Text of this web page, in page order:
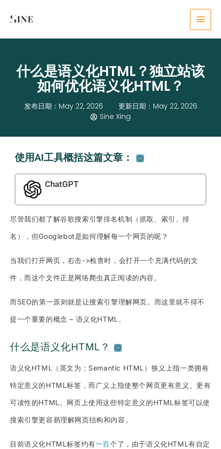
什么是语义化HTML？独立站该
如何优化语义化HTML？
发布日期：May 22, 2026
更新日期：May 22, 2026
Sine Xing
使用AI工具概括这篇文章：
ChatGPT
尽管我们都了解谷歌搜索引擎排名机制（抓取、索引、排
名），但Googlebot是如何理解每一个网页的呢？
当我们打开网页，右击->检查时，会打开一个充满代码的文
件，而这个文件正是网络爬虫真正阅读的内容。
而SEO的第一原则就是让搜索引擎理解网页。而这里就不得不
提一个重要的概念 – 语义化HTML。
什么是语义化HTML？
语义化HTML（英文为：Semantic HTML）狭义上指一类拥有
特定意义的HTML标签，而广义上指使整个网页更有意义、更有
可读性的HTML。网页上使用这些特定意义的HTML标签可以使
搜索引擎更容易理解网页结构和内容。
目前语义化HTML标签约有一百个了，由于语义化HTML有自定